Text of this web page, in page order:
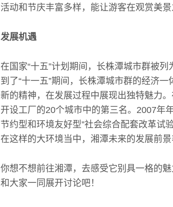
活动和节庆丰富多样，能让游客在观赏美
发展机遇
在国家“十五”计划期间，长株潭城市群被
到了“十一五”期间，长株潭城市群的经济
新的精神，在发展过程中展现出独特魅力
开设工厂的20个城市中的第三名。2007年
节约型和环境友好型”社会综合配套改革试
在这样的大环境当中，湘潭未来的发展前景
你想不想前往湘潭，去感受它别具一格的
和大家一同展开讨论吧！